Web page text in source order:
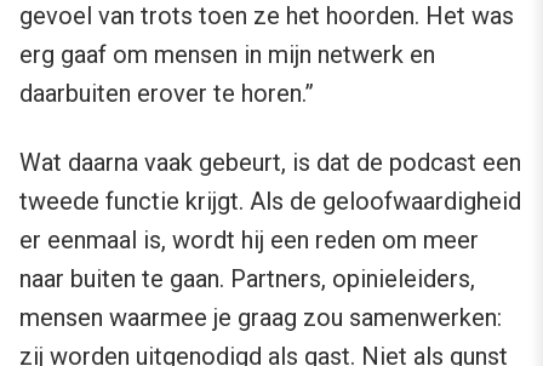
gevoel van trots toen ze het hoorden. Het was
erg gaaf om mensen in mijn netwerk en
daarbuiten erover te horen.”
Wat daarna vaak gebeurt, is dat de podcast een
tweede functie krijgt. Als de geloofwaardigheid
er eenmaal is, wordt hij een reden om meer
naar buiten te gaan. Partners, opinieleiders,
mensen waarmee je graag zou samenwerken:
zij worden uitgenodigd als gast. Niet als gunst